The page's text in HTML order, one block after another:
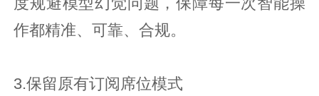
度规避模型幻觉问题，保障每一次智能操
作都精准、可靠、合规。
3.保留原有订阅席位模式